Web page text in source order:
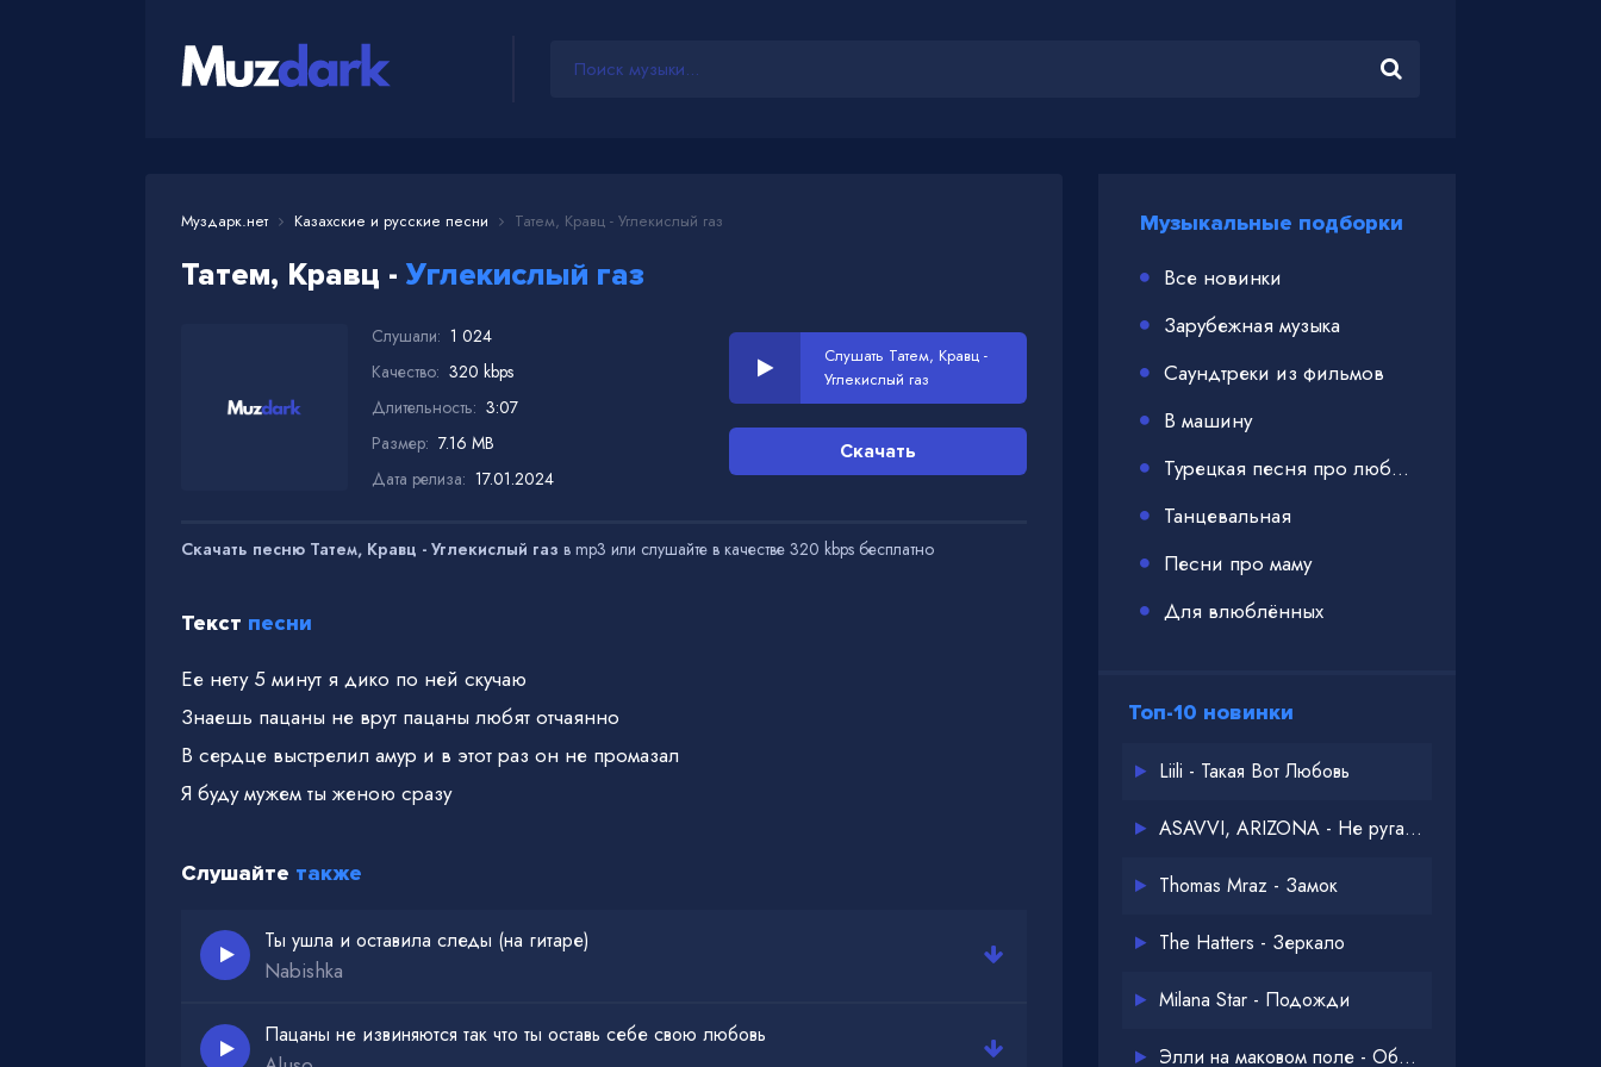
Муздарк.нет Казахские и русские песни Татем, Кравц - Углекислый газ
Татем, Кравц - Углекислый газ
Слушали: 1 024
Качество: 320 kbps
Длительность: 3:07
Размер: 7.16 MB
Дата релиза: 17.01.2024
Слушать Татем, Кравц -
Углекислый газ
Скачать
Скачать песню Татем, Кравц - Углекислый газ в mp3 или слушайте в качестве 320 kbps бесплатно
Текст песни
Ее нету 5 минут я дико по ней скучаю
Знаешь пацаны не врут пацаны любят отчаянно
В сердце выстрелил амур и в этот раз он не промазал
Я буду мужем ты женою сразу
Слушайте также
Ты ушла и оставила следы (на гитаре)
Nabishka
Пацаны не извиняются так что ты оставь себе свою любовь
Музыкальные подборки
Все новинки
Зарубежная музыка
Саундтреки из фильмов
В машину
Турецкая песня про любовь
Танцевальная
Песни про маму
Для влюблённых
Топ-10 новинки
Liili - Такая Вот Любовь
ASAVVI, ARIZONA - Не ругайся
Thomas Mraz - Замок
The Hatters - Зеркало
Milana Star - Подожди
Элли на маковом поле - Обнимай